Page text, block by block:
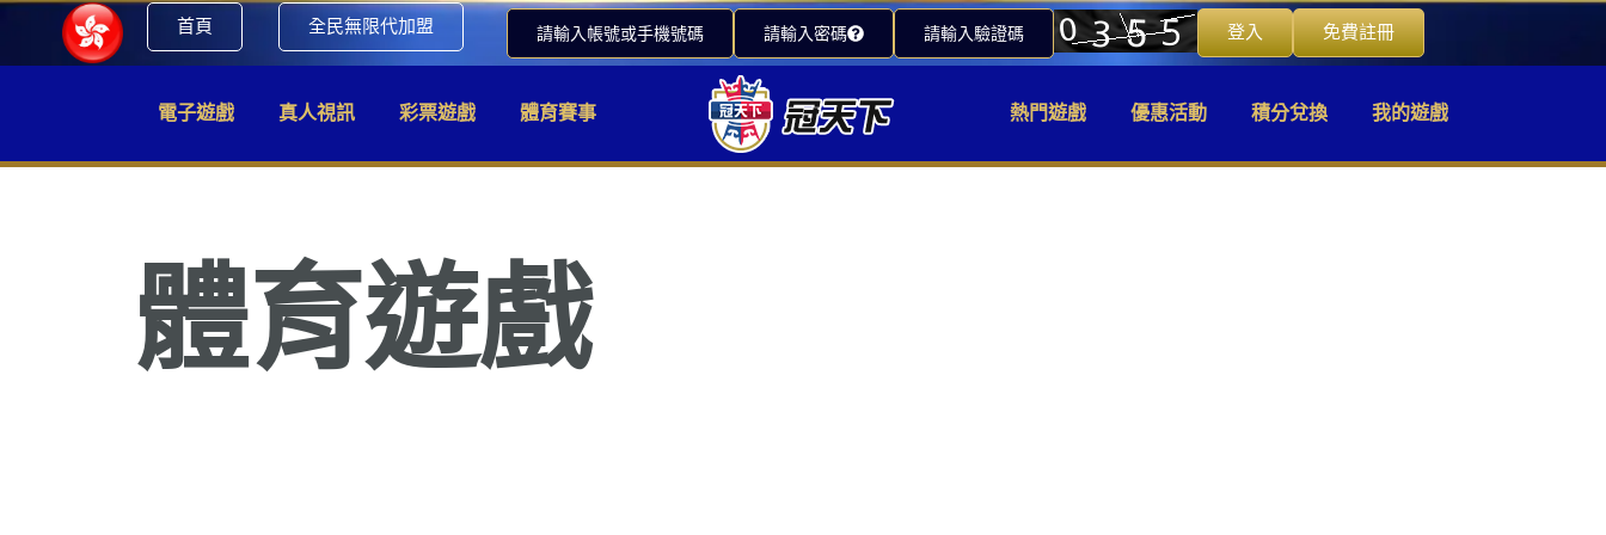
首頁 全民無限代加盟 請輸入帳號或手機號碼 請輸入密碼 請輸入驗證碼 登入 免費註冊
電子遊戲 真人視訊 彩票遊戲 體育賽事 熱門遊戲 優惠活動 積分兌換 我的遊戲
體育遊戲